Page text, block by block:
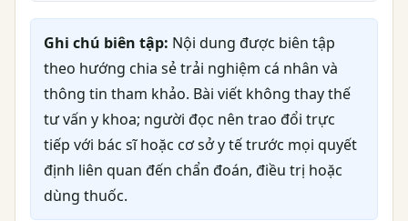
Ghi chú biên tập: Nội dung được biên tập
theo hướng chia sẻ trải nghiệm cá nhân và
thông tin tham khảo. Bài viết không thay thế
tư vấn y khoa; người đọc nên trao đổi trực
tiếp với bác sĩ hoặc cơ sở y tế trước mọi quyết
định liên quan đến chẩn đoán, điều trị hoặc
dùng thuốc.